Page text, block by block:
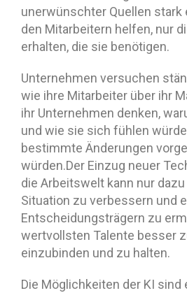
unerwünschter Quellen stark
den Mitarbeitern helfen, nur
erhalten, die sie benötigen.
Unternehmen versuchen
wie ihre Mitarbeiter über ihr
ihr Unternehmen denken,
und wie sie sich fühlen
bestimmte Änderungen
würden.Der Einzug neuer
die Arbeitswelt kann nur
Situation zu verbessern und
Entscheidungsträgern zu
wertvollsten Talente besser
einzubinden und zu halten.
Die Möglichkeiten der KI sind